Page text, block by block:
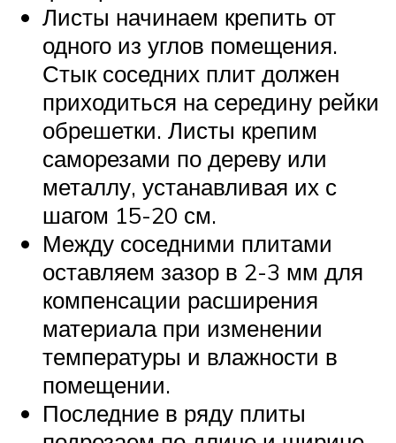
Листы начинаем крепить от
одного из углов помещения.
Стык соседних плит должен
приходиться на середину рейки
обрешетки. Листы крепим
саморезами по дереву или
металлу, устанавливая их с
шагом 15-20 см.
Между соседними плитами
оставляем зазор в 2-3 мм для
компенсации расширения
материала при изменении
температуры и влажности в
помещении.
Последние в ряду плиты